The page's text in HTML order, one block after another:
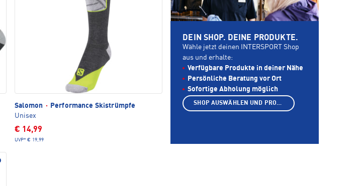
Salomon ·
Performance Skistrümpfe
Unisex
€ 14,99
UVP* € 19,99
DEIN SHOP. DEINE PRODUKTE.
Wähle jetzt deinen INTERSPORT Shop
aus und erhalte:
Verfügbare Produkte in deiner Nähe
Persönliche Beratung vor Ort
Sofortige Abholung möglich
SHOP AUSWÄHLEN UND PRODUKTE ANZEIGEN